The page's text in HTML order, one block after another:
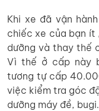
Khi xe đã vận
chiếc xe của bạn ít
dưỡng và thay thế
Vì thế ở cấp này
tương tự cấp
việc kiểm tra góc
dưỡng máy đề,